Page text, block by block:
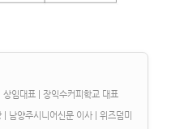
상임대표 | 장익수커피학교 대표
| 남양주시니어신문 이사 | 위즈덤미